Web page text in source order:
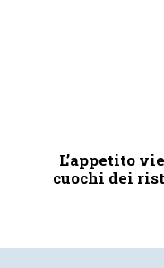
L’appetito
cuochi dei